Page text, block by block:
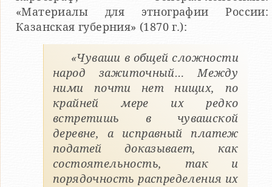
«Материалы для этнографии России:
Казанская губерния» (1870 г.):
«Чуваши в общей сложности
народ зажиточный… Между
ними почти нет нищих, по
крайней мере их редко
встретишь в чувашской
деревне, а исправный платеж
податей доказывает, как
состоятельность, так и
порядочность распределения их